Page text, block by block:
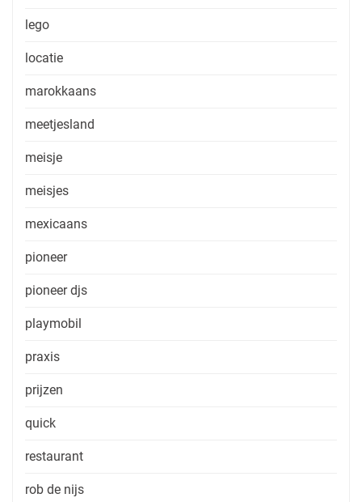
lego
locatie
marokkaans
meetjesland
meisje
meisjes
mexicaans
pioneer
pioneer djs
playmobil
praxis
prijzen
quick
restaurant
rob de nijs